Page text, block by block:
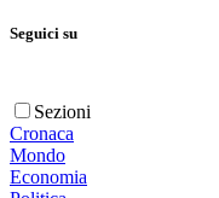
Seguici su
Sezioni
Cronaca
Mondo
Economia